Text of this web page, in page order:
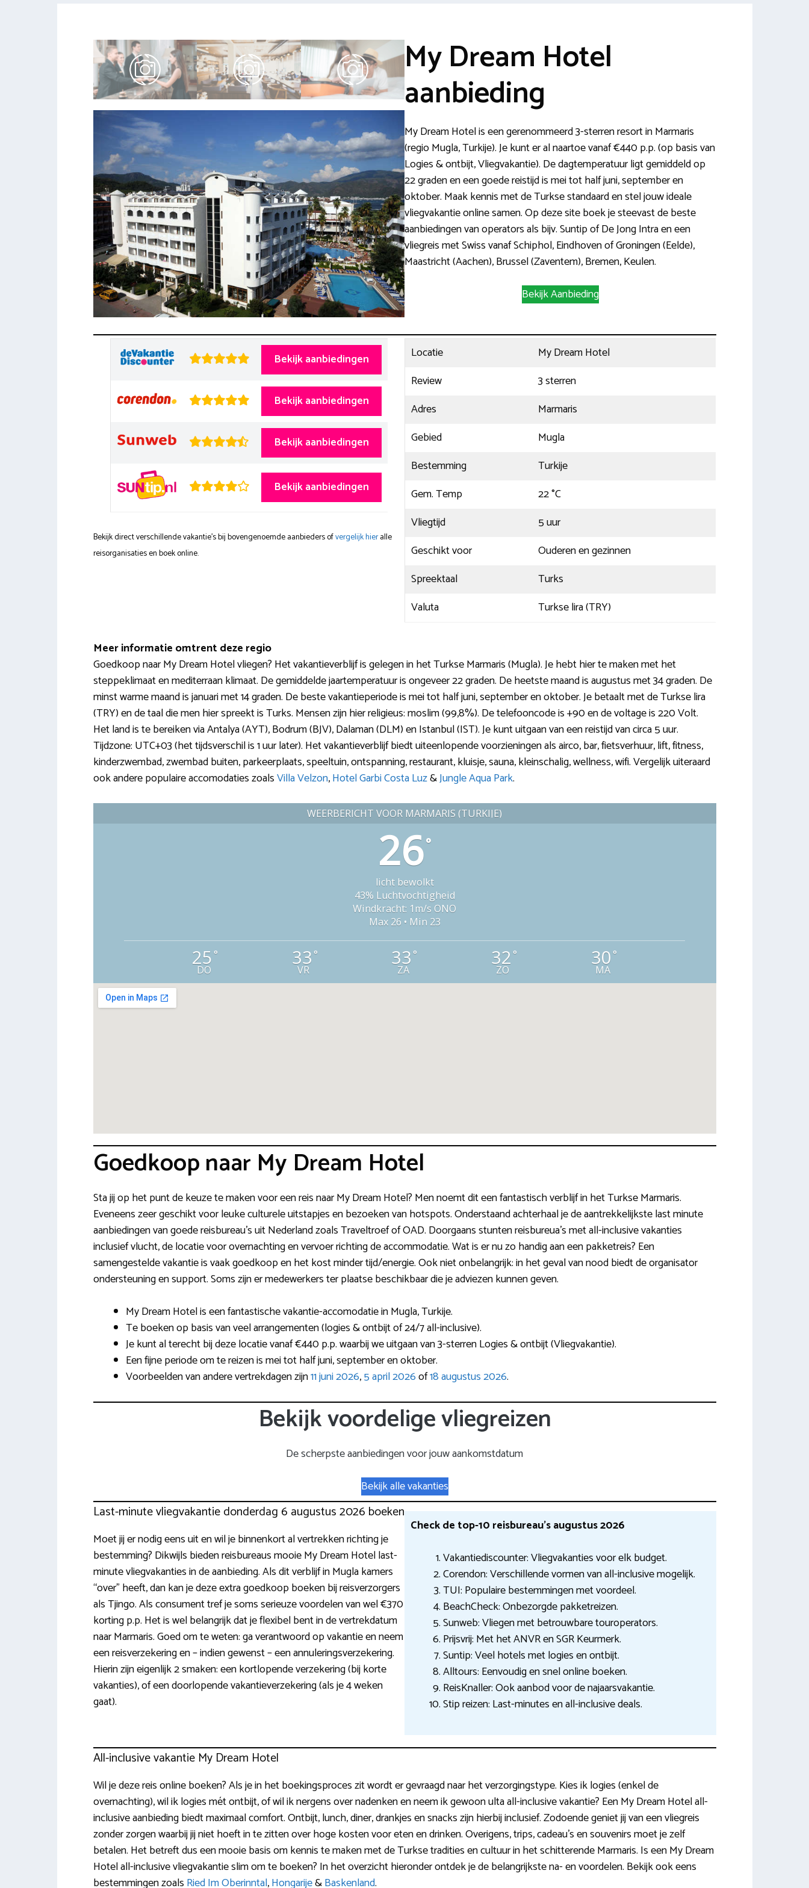
My Dream Hotel
aanbieding
My Dream Hotel is een gerenommeerd 3-sterren resort in Marmaris
(regio Mugla, Turkije). Je kunt er al naartoe vanaf €440 p.p. (op basis van
Logies & ontbijt, Vliegvakantie). De dagtemperatuur ligt gemiddeld op
22 graden en een goede reistijd is mei tot half juni, september en
oktober. Maak kennis met de Turkse standaard en stel jouw ideale
vliegvakantie online samen. Op deze site boek je steevast de beste
aanbiedingen van operators als bijv. Suntip of De Jong Intra en een
vliegreis met Swiss vanaf Schiphol, Eindhoven of Groningen (Eelde),
Maastricht (Aachen), Brussel (Zaventem), Bremen, Keulen.
Bekijk Aanbieding
Bekijk aanbiedingen
Bekijk aanbiedingen
Bekijk aanbiedingen
Bekijk aanbiedingen
Bekijk direct verschillende vakantie's bij bovengenoemde aanbieders ofvergelijk hieralle
reisorganisaties en boek online.
Locatie
My Dream Hotel
Review
3 sterren
Adres
Marmaris
Gebied
Mugla
Bestemming
Turkije
Gem. Temp
22 °C
Vliegtijd
5 uur
Geschikt voor
Ouderen en gezinnen
Spreektaal
Turks
Valuta
Turkse lira (TRY)
Meer informatie omtrent deze regio
Goedkoop naar My Dream Hotel vliegen? Het vakantieverblijf is gelegen in het Turkse Marmaris (Mugla). Je hebt hier te maken met het
steppeklimaat en mediterraan klimaat. De gemiddelde jaartemperatuur is ongeveer 22 graden. De heetste maand is augustus met 34 graden. De
minst warme maand is januari met 14 graden. De beste vakantieperiode is mei tot half juni, september en oktober. Je betaalt met de Turkse lira
(TRY) en de taal die men hier spreekt is Turks. Mensen zijn hier religieus: moslim (99,8%). De telefooncode is +90 en de voltage is 220 Volt.
Het land is te bereiken via Antalya (AYT), Bodrum (BJV), Dalaman (DLM) en Istanbul (IST). Je kunt uitgaan van een reistijd van circa 5 uur.
Tijdzone: UTC+03 (het tijdsverschil is 1 uur later). Het vakantieverblijf biedt uiteenlopende voorzieningen als airco, bar, fietsverhuur, lift, fitness,
kinderzwembad, zwembad buiten, parkeerplaats, speeltuin, ontspanning, restaurant, kluisje, sauna, kleinschalig, wellness, wifi. Vergelijk uiteraard
ook andere populaire accomodaties zoalsVilla Velzon,Hotel Garbi Costa Luz&Jungle Aqua Park.
WEERBERICHT VOOR MARMARIS (TURKIJE)
26°
licht bewolkt
43% Luchtvochtigheid
Windkracht: 1m/s ONO
Max 26 • Min 23
25°
DO
33°
VR
33°
ZA
32°
ZO
30°
MA
Goedkoop naar My Dream Hotel
Sta jij op het punt de keuze te maken voor een reis naar My Dream Hotel? Men noemt dit een fantastisch verblijf in het Turkse Marmaris.
Eveneens zeer geschikt voor leuke culturele uitstapjes en bezoeken van hotspots. Onderstaand achterhaal je de aantrekkelijkste last minute
aanbiedingen van goede reisbureau’s uit Nederland zoals Traveltroef of OAD. Doorgaans stunten reisbureua’s met all-inclusive vakanties
inclusief vlucht, de locatie voor overnachting en vervoer richting de accommodatie. Wat is er nu zo handig aan een pakketreis? Een
samengestelde vakantie is vaak goedkoop en het kost minder tijd/energie. Ook niet onbelangrijk: in het geval van nood biedt de organisator
ondersteuning en support. Soms zijn er medewerkers ter plaatse beschikbaar die je adviezen kunnen geven.
My Dream Hotel is een fantastische vakantie-accomodatie in Mugla, Turkije.
Te boeken op basis van veel arrangementen (logies & ontbijt of 24/7 all-inclusive).
Je kunt al terecht bij deze locatie vanaf €440 p.p. waarbij we uitgaan van 3-sterren Logies & ontbijt (Vliegvakantie).
Een fijne periode om te reizen is mei tot half juni, september en oktober.
Voorbeelden van andere vertrekdagen zijn11 juni 2026,5 april 2026of18 augustus 2026.
Bekijk voordelige vliegreizen
De scherpste aanbiedingen voor jouw aankomstdatum
Bekijk alle vakanties
Last-minute vliegvakantie donderdag 6 augustus 2026 boeken
Moet jij er nodig eens uit en wil je binnenkort al vertrekken richting je
bestemming? Dikwijls bieden reisbureaus mooie My Dream Hotel last-
minute vliegvakanties in de aanbieding. Als dit verblijf in Mugla kamers
“over” heeft, dan kan je deze extra goedkoop boeken bij reisverzorgers
als Tjingo. Als consument tref je soms serieuze voordelen van wel €370
korting p.p. Het is wel belangrijk dat je flexibel bent in de vertrekdatum
naar Marmaris. Goed om te weten: ga verantwoord op vakantie en neem
een reisverzekering en – indien gewenst – een annuleringsverzekering.
Hierin zijn eigenlijk 2 smaken: een kortlopende verzekering (bij korte
vakanties), of een doorlopende vakantieverzekering (als je 4 weken
gaat).
Check de top-10 reisbureau’s augustus 2026
Vakantiediscounter: Vliegvakanties voor elk budget.
Corendon: Verschillende vormen van all-inclusive mogelijk.
TUI: Populaire bestemmingen met voordeel.
BeachCheck: Onbezorgde pakketreizen.
Sunweb: Vliegen met betrouwbare touroperators.
Prijsvrij: Met het ANVR en SGR Keurmerk.
Suntip: Veel hotels met logies en ontbijt.
Alltours: Eenvoudig en snel online boeken.
ReisKnaller: Ook aanbod voor de najaarsvakantie.
Stip reizen: Last-minutes en all-inclusive deals.
All-inclusive vakantie My Dream Hotel
Wil je deze reis online boeken? Als je in het boekingsproces zit wordt er gevraagd naar het verzorgingstype. Kies ik logies (enkel de
overnachting), wil ik logies mét ontbijt, of wil ik nergens over nadenken en neem ik gewoon ulta all-inclusive vakantie? Een My Dream Hotel all-
inclusive aanbieding biedt maximaal comfort. Ontbijt, lunch, diner, drankjes en snacks zijn hierbij inclusief. Zodoende geniet jij van een vliegreis
zonder zorgen waarbij jij niet hoeft in te zitten over hoge kosten voor eten en drinken. Overigens, trips, cadeau’s en souvenirs moet je zelf
betalen. Het betreft dus een mooie basis om kennis te maken met de Turkse tradities en cultuur in het schitterende Marmaris. Is een My Dream
Hotel all-inclusive vliegvakantie slim om te boeken? In het overzicht hieronder ontdek je de belangrijkste na- en voordelen. Bekijk ook eens
bestemmingen zoals Ried Im Oberinntal,Hongarije&Baskenland.